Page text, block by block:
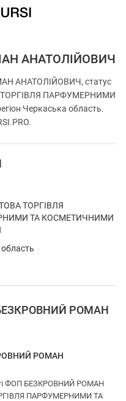
АНАТОЛІЙОВИЧ
АНАТОЛІЙОВИЧ, статус
ТОРГІВЛЯ ПАРФУМЕРНИМИ
Черкаська область.
ТОРГІВЛЯ
ТА КОСМЕТИЧНИМИ
БЕЗКРОВНИЙ РОМАН
РОМАН
ФОП БЕЗКРОВНИЙ РОМАН
ПАРФУМЕРНИМИ ТА